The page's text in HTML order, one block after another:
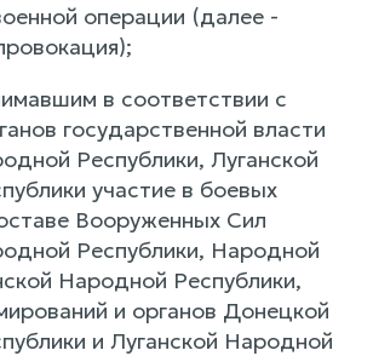
операции (далее -
в соответствии с
государственной власти
Республики, Луганской
участие в боевых
Вооруженных Сил
Республики, Народной
Народной Республики,
и органов Донецкой
и Луганской Народной